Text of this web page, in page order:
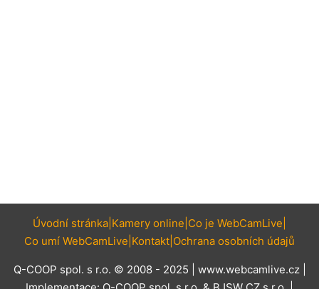
Úvodní stránka Kamery online Co je WebCamLive
Co umí WebCamLive Kontakt Ochrana osobních údajů
Q-COOP spol. s r.o. © 2008 - 2025 | www.webcamlive.cz|